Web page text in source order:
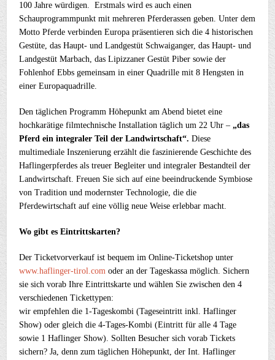
100 Jahre würdigen. Erstmals wird es auch einen
Schauprogrammpunkt mit mehreren Pferderassen geben. Unter dem
Motto Pferde verbinden Europa präsentieren sich die 4 historischen
Gestüte, das Haupt- und Landgestüt Schwaiganger, das Haupt- und
Landgestüt Marbach, das Lipizzaner Gestüt Piber sowie der
Fohlenhof Ebbs gemeinsam in einer Quadrille mit 8 Hengsten in
einer Europaquadrille.
Den täglichen Programm Höhepunkt am Abend bietet eine
hochkarätige filmtechnische Installation täglich um 22 Uhr –„das
Pferd ein integraler Teil der Landwirtschaft“. Diese
multimediale Inszenierung erzählt die faszinierende Geschichte des
Haflingerpferdes als treuer Begleiter und integraler Bestandteil der
Landwirtschaft. Freuen Sie sich auf eine beeindruckende Symbiose
von Tradition und modernster Technologie, die die
Pferdewirtschaft auf eine völlig neue Weise erlebbar macht.
Wo gibt es Eintrittskarten?
Der Ticketvorverkauf ist bequem im Online-Ticketshop unter
www.haflinger-tirol.com oder an der Tageskassa möglich. Sichern
sie sich vorab Ihre Eintrittskarte und wählen Sie zwischen den 4
verschiedenen Tickettypen:
wir empfehlen die 1-Tageskombi (Tageseintritt inkl. Haflinger
Show) oder gleich die 4-Tages-Kombi (Eintritt für alle 4 Tage
sowie 1 Haflinger Show). Sollten Besucher sich vorab Tickets
sichern? Ja, denn zum täglichen Höhepunkt, der Int. Haflinger